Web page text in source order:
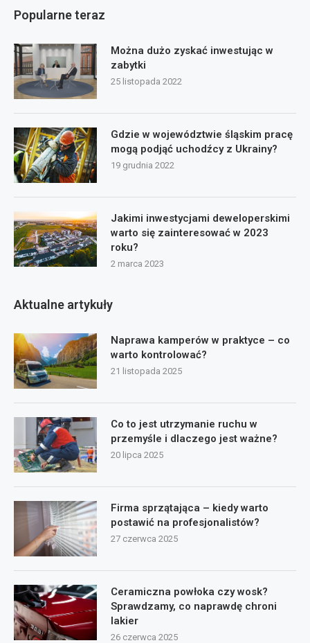
Popularne teraz
Można dużo zyskać inwestując w
zabytki
25 listopada 2022
Gdzie w województwie śląskim pracę
mogą podjąć uchodźcy z Ukrainy?
19 grudnia 2022
Jakimi inwestycjami deweloperskimi
warto się zainteresować w 2023
roku?
2 marca 2023
Aktualne artykuły
Naprawa kamperów w praktyce – co
warto kontrolować?
21 listopada 2025
Co to jest utrzymanie ruchu w
przemyśle i dlaczego jest ważne?
20 lipca 2025
Firma sprzątająca – kiedy warto
postawić na profesjonalistów?
27 czerwca 2025
Ceramiczna powłoka czy wosk?
Sprawdzamy, co naprawdę chroni
lakier
26 czerwca 2025